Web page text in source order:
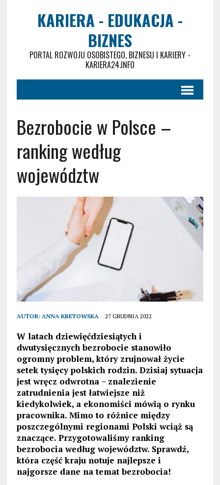
KARIERA - EDUKACJA -
BIZNES
PORTAL ROZWOJU OSOBISTEGO, BIZNESU I KARIERY -
KARIERA24.INFO
Bezrobocie w Polsce –
ranking według
województw
AUTOR: ANNA KRETOWSKA 27 GRUDNIA 2022
W latach dziewięćdziesiątych i
dwutysięcznych bezrobocie stanowiło
ogromny problem, który zrujnował życie
setek tysięcy polskich rodzin. Dzisiaj sytuacja
jest wręcz odwrotna – znalezienie
zatrudnienia jest łatwiejsze niż
kiedykolwiek, a ekonomiści mówią o rynku
pracownika. Mimo to różnice między
poszczególnymi regionami Polski wciąż są
znaczące. Przygotowaliśmy ranking
bezrobocia według województw. Sprawdź,
która część kraju notuje najlepsze i
najgorsze dane na temat bezrobocia!